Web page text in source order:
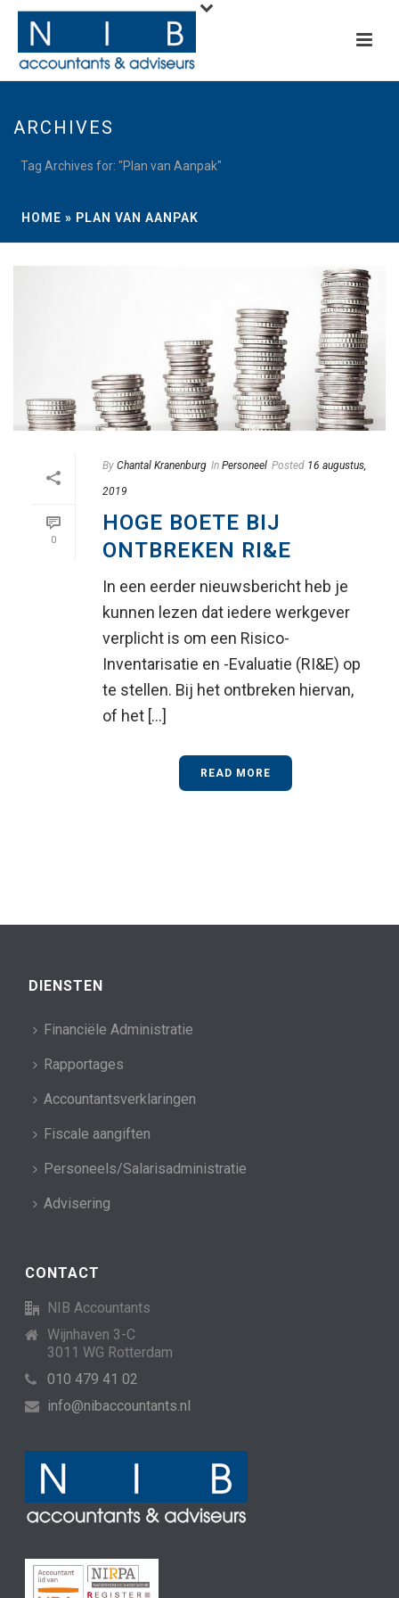
ARCHIVES
Tag Archives for: "Plan van Aanpak"
HOME » PLAN VAN AANPAK
0
By Chantal Kranenburg In Personeel Posted 16 augustus,
2019
HOGE BOETE BIJ
ONTBREKEN RI&E
In een eerder nieuwsbericht heb je
kunnen lezen dat iedere werkgever
verplicht is om een Risico-
Inventarisatie en -Evaluatie (RI&E) op
te stellen. Bij het ontbreken hiervan,
of het [...]
READ MORE
DIENSTEN
Financiële Administratie
Rapportages
Accountantsverklaringen
Fiscale aangiften
Personeels/Salarisadministratie
Advisering
CONTACT
NIB Accountants
Wijnhaven 3-C
3011 WG Rotterdam
010 479 41 02
info@nibaccountants.nl